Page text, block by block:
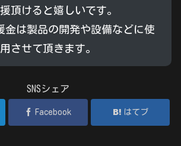
頂けると嬉しいです。
金は製品の開発や設備などに使
用させて頂きます。
SNSシェア
Facebook はてブ